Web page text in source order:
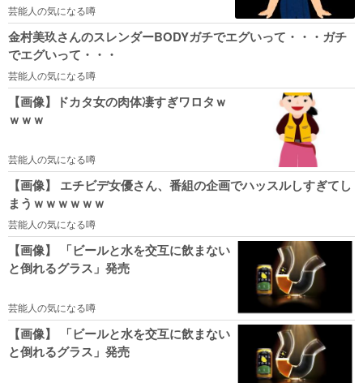
芸能人の気になる噂
金村美玖さんのスレンダーBODYガチでエグいって・・・ガチ
でエグいって・・・
芸能人の気になる噂
【画像】ドカタ女の肉体凄すぎワロタｗ
ｗｗｗ
芸能人の気になる噂
【画像】 エチビデ女優さん、番組の企画でハッスルしすぎてし
まうｗｗｗｗｗｗ
芸能人の気になる噂
【画像】 「ビールと水を交互に飲まない
と倒れるグラス」発売
芸能人の気になる噂
【画像】 「ビールと水を交互に飲まない
と倒れるグラス」発売